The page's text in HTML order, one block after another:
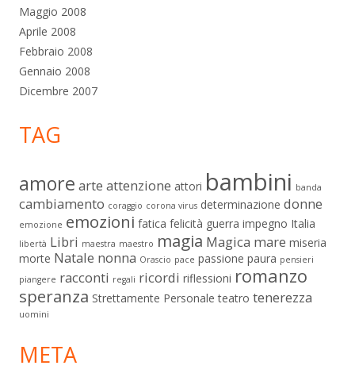
Maggio 2008
Aprile 2008
Febbraio 2008
Gennaio 2008
Dicembre 2007
TAG
amore arte attenzione attori bambini banda
cambiamento coraggio corona virus determinazione donne
emozione emozioni fatica felicità guerra impegno Italia
libertà Libri maestra maestro magia Magica mare miseria
morte Natale nonna Orascio pace passione paura pensieri
piangere racconti regali ricordi riflessioni romanzo
speranza Strettamente Personale teatro tenerezza
uomini
META